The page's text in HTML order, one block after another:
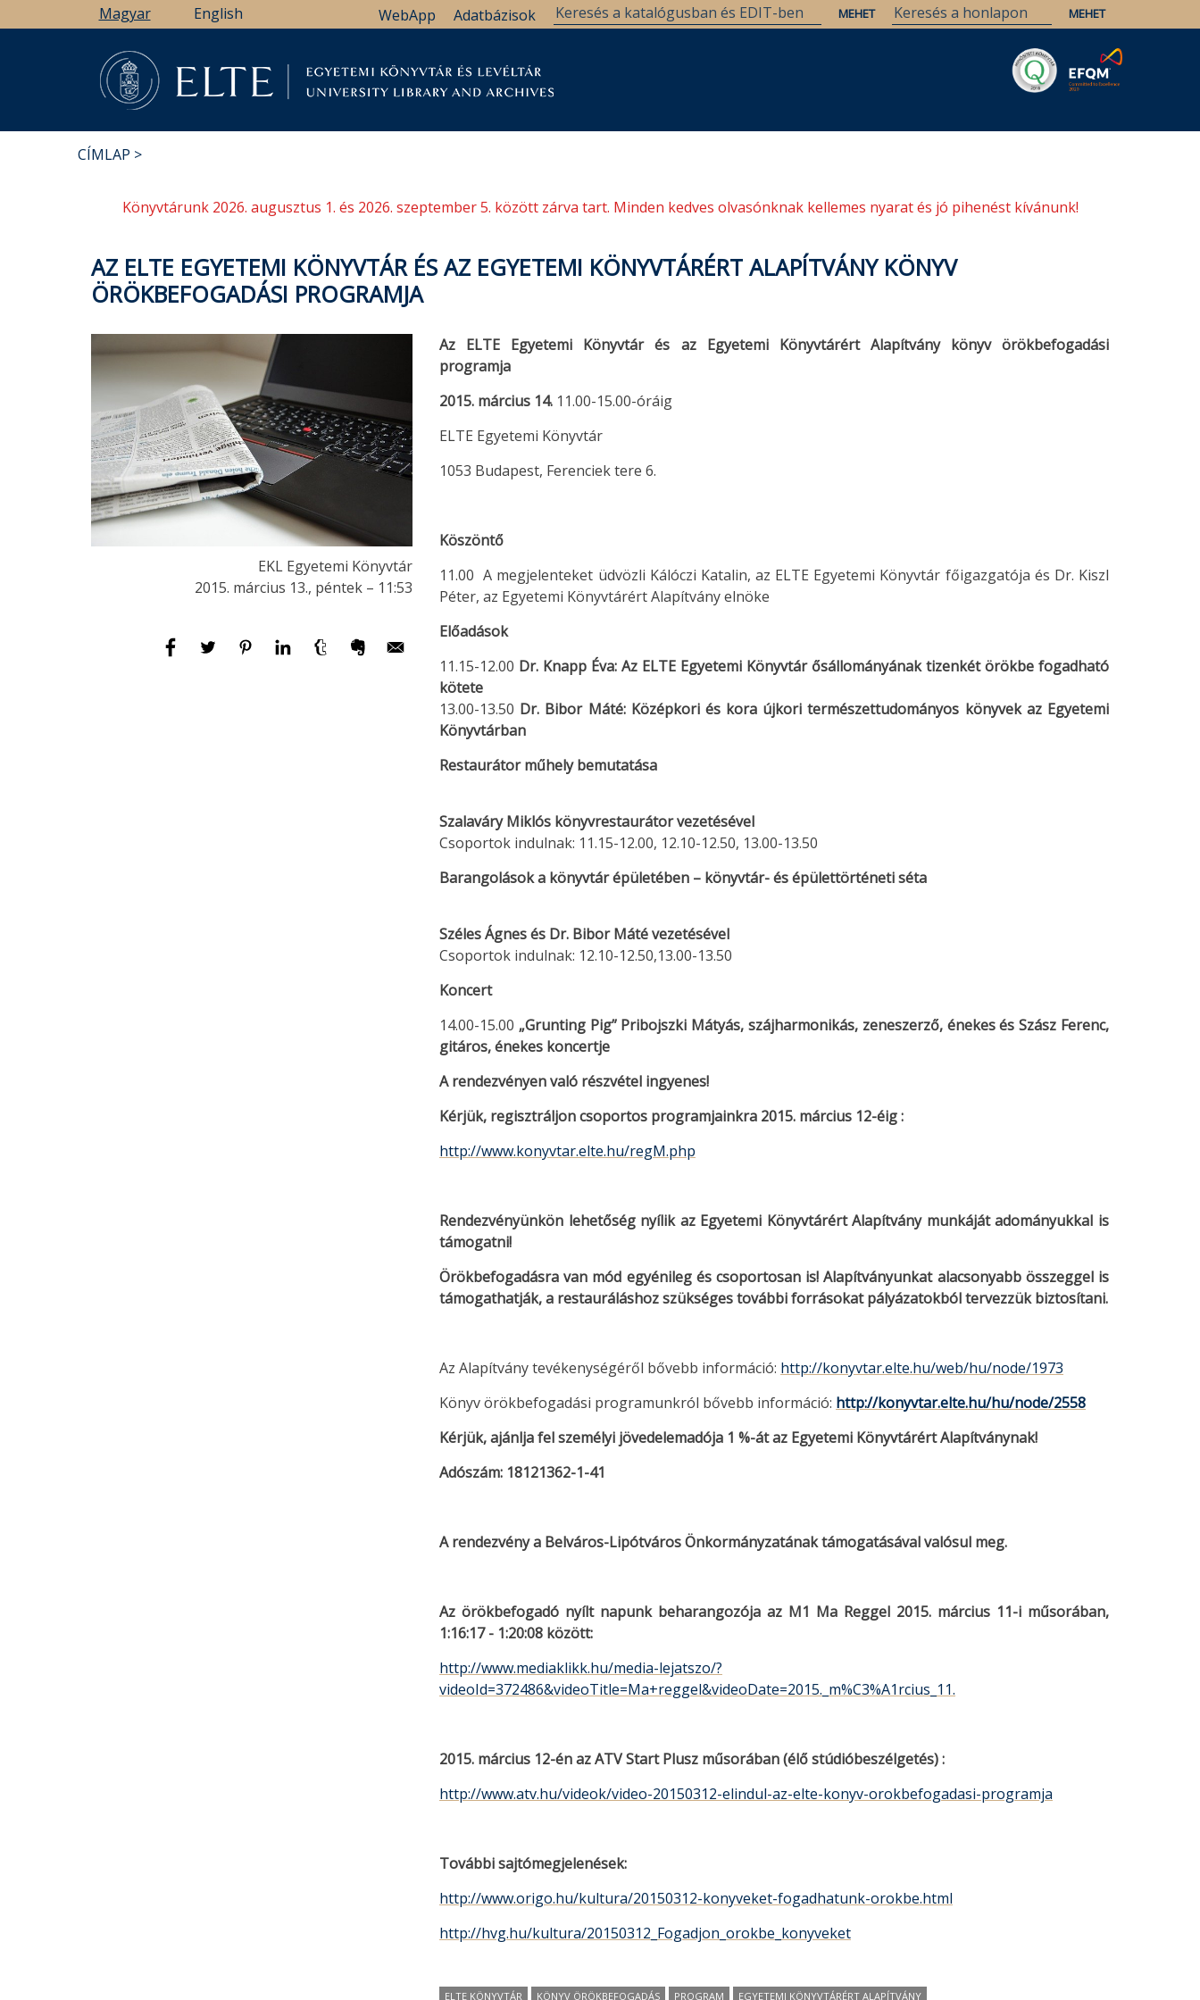
a
Magyar English Adatbázisok
WebApp
CÍMLAP
Könyvtárunk 2026. augusztus 1. és 2026. szeptember 5. között zárva tart. Minden kedves olvasónknak kellemes nyarat és jó pihenést kívánunk!
AZ ELTE EGYETEMI KÖNYVTÁR ÉS AZ EGYETEMI KÖNYVTÁRÉRT ALAPÍTVÁNY KÖNYV
ÖRÖKBEFOGADÁSI PROGRAMJA
EKL Egyetemi Könyvtár
2015. március 13., péntek – 11:53
Az ELTE Egyetemi Könyvtár és az Egyetemi Könyvtárért Alapítvány könyv örökbefogadási
programja
2015. március 14. 11.00-15.00-óráig
ELTE Egyetemi Könyvtár
1053 Budapest, Ferenciek tere 6.
Köszöntő
11.00 A megjelenteket üdvözli Kálóczi Katalin, az ELTE Egyetemi Könyvtár főigazgatója és Dr. Kiszl
Péter, az Egyetemi Könyvtárért Alapítvány elnöke
Előadások
11.15-12.00 Dr. Knapp Éva: Az ELTE Egyetemi Könyvtár ősállományának tizenkét örökbe fogadható
kötete
13.00-13.50 Dr. Bibor Máté: Középkori és kora újkori természettudományos könyvek az Egyetemi
Könyvtárban
Restaurátor műhely bemutatása
Szalaváry Miklós könyvrestaurátor vezetésével
Csoportok indulnak: 11.15-12.00, 12.10-12.50, 13.00-13.50
Barangolások a könyvtár épületében – könyvtár- és épülettörténeti séta
Széles Ágnes és Dr. Bibor Máté vezetésével
Csoportok indulnak: 12.10-12.50,13.00-13.50
Koncert
14.00-15.00 „Grunting Pig” Pribojszki Mátyás, szájharmonikás, zeneszerző, énekes és Szász Ferenc,
gitáros, énekes koncertje
A rendezvényen való részvétel ingyenes!
Kérjük, regisztráljon csoportos programjainkra 2015. március 12-éig :
http://www.konyvtar.elte.hu/regM.php
Rendezvényünkön lehetőség nyílik az Egyetemi Könyvtárért Alapítvány munkáját adományukkal is
támogatni!
Örökbefogadásra van mód egyénileg és csoportosan is! Alapítványunkat alacsonyabb összeggel is
támogathatják, a restauráláshoz szükséges további forrásokat pályázatokból tervezzük biztosítani.
Az Alapítvány tevékenységéről bővebb információ: http://konyvtar.elte.hu/web/hu/node/1973
Könyv örökbefogadási programunkról bővebb információ: http://konyvtar.elte.hu/hu/node/2558
Kérjük, ajánlja fel személyi jövedelemadója 1 %-át az Egyetemi Könyvtárért Alapítványnak!
Adószám: 18121362-1-41
A rendezvény a Belváros-Lipótváros Önkormányzatának támogatásával valósul meg.
Az örökbefogadó nyílt napunk beharangozója az M1 Ma Reggel 2015. március 11-i műsorában,
1:16:17 - 1:20:08 között:
http://www.mediaklikk.hu/media-lejatszo/?
videoId=372486&videoTitle=Ma+reggel&videoDate=2015._m%C3%A1rcius_11.
2015. március 12-én az ATV Start Plusz műsorában (élő stúdióbeszélgetés) :
http://www.atv.hu/videok/video-20150312-elindul-az-elte-konyv-orokbefogadasi-programja
További sajtómegjelenések:
http://www.origo.hu/kultura/20150312-konyveket-fogadhatunk-orokbe.html
http://hvg.hu/kultura/20150312_Fogadjon_orokbe_konyveket
ELTE KÖNYVTÁR KÖNYV ÖRÖKBEFOGADÁS PROGRAM EGYETEMI KÖNYVTÁRÉRT ALAPÍTVÁNY